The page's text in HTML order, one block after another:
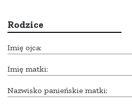
Rodzice
Imię ojca:
Imię matki:
Nazwisko panieńskie matki: